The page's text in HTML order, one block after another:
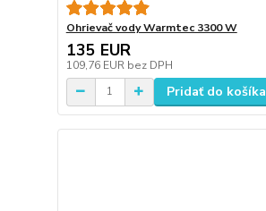
Ohrievač vody Warmtec 3300 W
135 EUR
109,76 EUR bez DPH
Pridať do košíka